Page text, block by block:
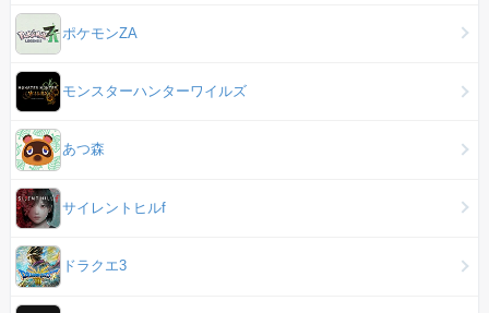
ポケモンZA
モンスターハンターワイルズ
あつ森
サイレントヒルf
ドラクエ3